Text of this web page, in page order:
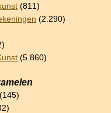
(811)
(2.290)
(5.860)
(145)